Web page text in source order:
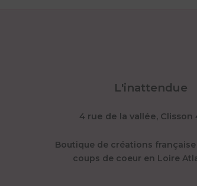
L'inattendue
4 rue de la vallée, Clisson
Boutique de créations
coups de coeur en Loire